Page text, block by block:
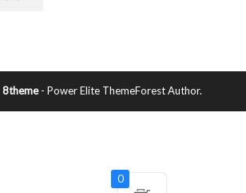
8theme- Power Elite ThemeForest Author.
0